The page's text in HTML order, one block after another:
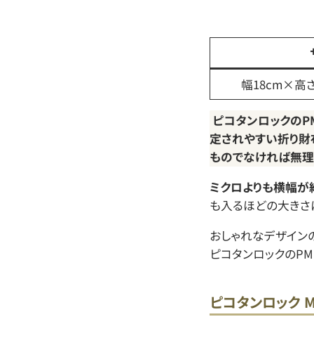
幅18cm×高
ピコタンロックの
定されやすい折り
ものでなければ無
ミクロよりも横幅
も入るほどの大きさ
おしゃれなデザイン
ピコタンロックの
ピコタンロック